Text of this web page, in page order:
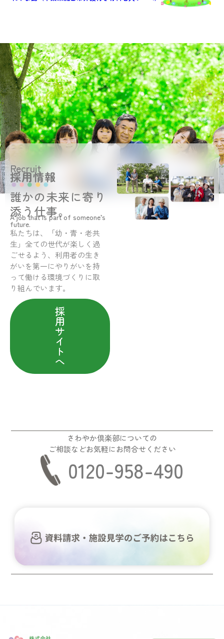
Recruit
採用情報
誰かの未来に寄り
添う仕事。
A job that is part of someone’s
future.
私たちは、「幼・青・老共
生」全ての世代が楽しく過
ごせるよう、利用者の生き
がいを第一にやりがいを持
って働ける環境づくりに取
り組んでいます。
採
用
サ
イ
ト
へ
さわやか倶楽部についての
ご相談などお気軽にお問合せください
0120-958-490